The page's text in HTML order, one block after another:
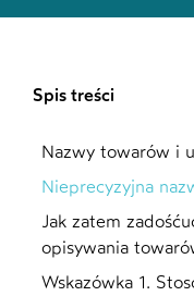
Spis treści
Nazwy towarów i
Nieprecyzyjna
Jak zatem
opisywania
Wskazówka 1.